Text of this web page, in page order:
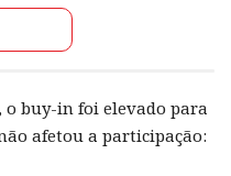
o buy-in foi elevado para
afetou a participação: